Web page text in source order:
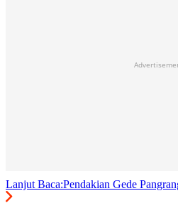
Lanjut Baca:Pendakian Gede